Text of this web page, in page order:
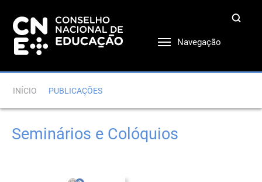
Navegação
INÍCIO PUBLICAÇÕES
Seminários e Colóquios